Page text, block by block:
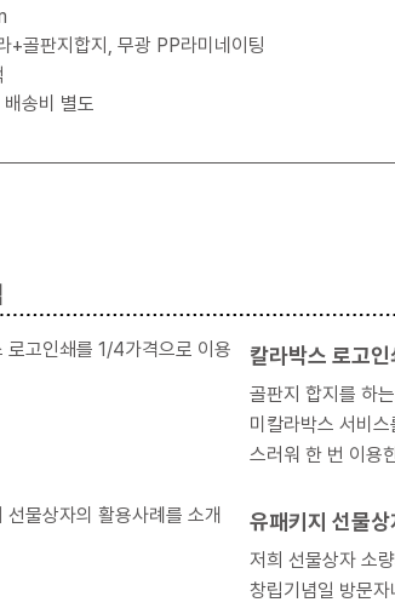
+골판지합지, 무광 PP라미네이팅
송비 별도
칼라박스 로고
골판지 합지를 하
미칼라박스 서비스를 이용해 보는게 어떨까요? 이 서비
스러워 한 번 이용
유패키지 선물
저희 선물상자 소량제작 서비스를
창립기념일 방문